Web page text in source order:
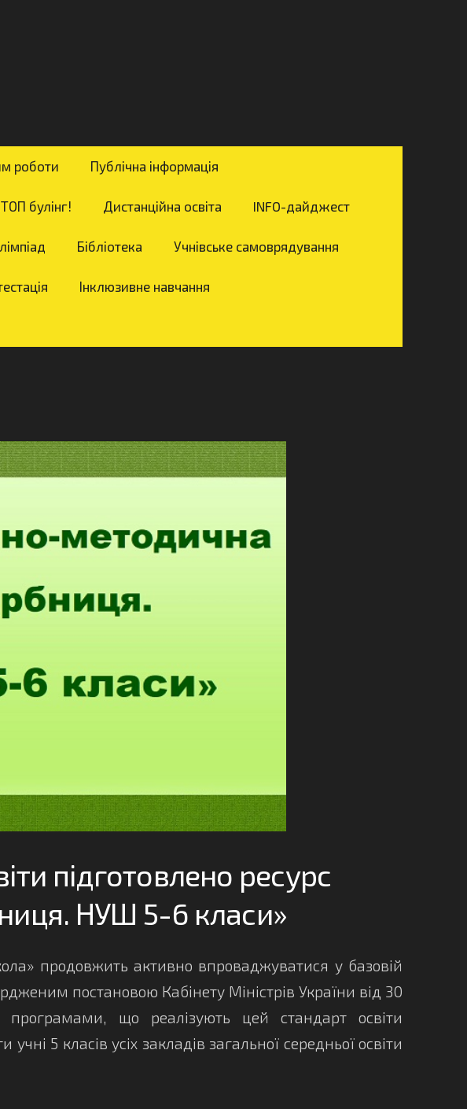
роботи Публічна інформація
булінг! Дистанційна освіта INFO-дайджест
Бібліотека Учнівське самоврядування
Інклюзивне навчання
підготовлено ресурс
НУШ 5-6 класи»
продовжить активно впроваджуватися у базовій
постановою Кабінету Міністрів України від 30
що реалізують цей стандарт освіти
5 класів усіх закладів загальної середньої освіти